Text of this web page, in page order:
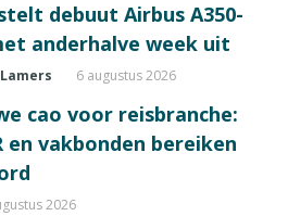
debuut Airbus A350-
anderhalve week uit
6 augustus 2026
cao voor reisbranche:
en vakbonden bereiken
2026